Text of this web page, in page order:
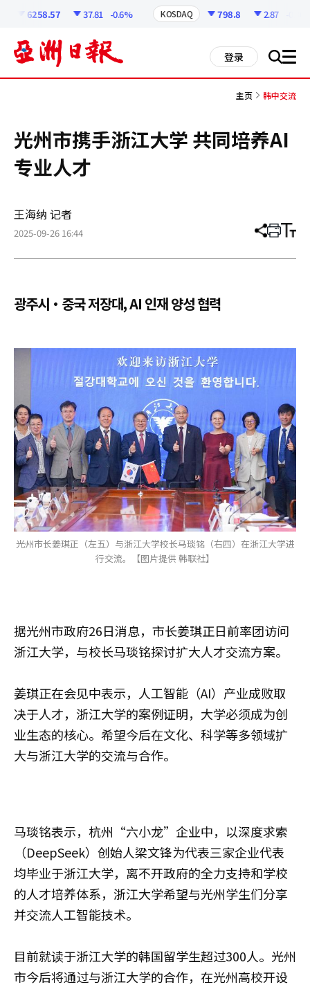
6258.57 37.81 -0.6% KOSDAQ 798.8 2.87
登录 搜 all
主页 韩中交流
光州市携手浙江大学 共同培养AI
专业人才
王海纳 记者
2025-09-26 16:44 分
章
打 调
小
광주시·중국 저장대, AI 인재 양성 협력
光州市长姜琪正（左五）与浙江大学校长马琰铭（右四）在浙江大学进
行交流。【图片提供 韩联社】
据光州市政府26日消息，市长姜琪正日前率团访问
浙江大学，与校长马琰铭探讨扩大人才交流方案。
姜琪正在会见中表示，人工智能（AI）产业成败取
决于人才，浙江大学的案例证明，大学必须成为创
业生态的核心。希望今后在文化、科学等多领域扩
大与浙江大学的交流与合作。
马琰铭表示，杭州“六小龙”企业中，以深度求索
（DeepSeek）创始人梁文锋为代表三家企业代表
均毕业于浙江大学，离不开政府的全力支持和学校
的人才培养体系，浙江大学希望与光州学生们分享
并交流人工智能技术。
目前就读于浙江大学的韩国留学生超过300人。光州
市今后将通过与浙江大学的合作，在光州高校开设